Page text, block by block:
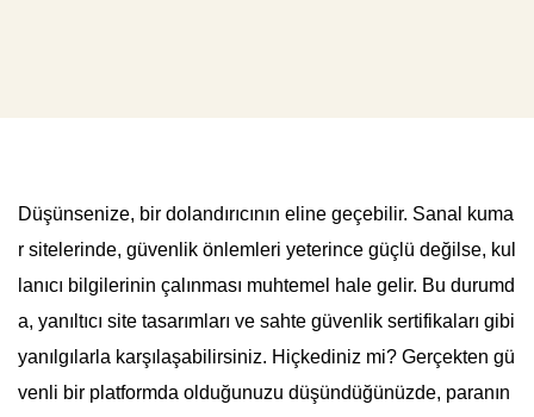
Düşünsenize, bir dolandırıcının eline geçebilir. Sanal kuma
r sitelerinde, güvenlik önlemleri yeterince güçlü değilse, kul
lanıcı bilgilerinin çalınması muhtemel hale gelir. Bu durumd
a, yanıltıcı site tasarımları ve sahte güvenlik sertifikaları gibi
yanılgılarla karşılaşabilirsiniz. Hiçkediniz mi? Gerçekten gü
venli bir platformda olduğunuzu düşündüğünüzde, paranın